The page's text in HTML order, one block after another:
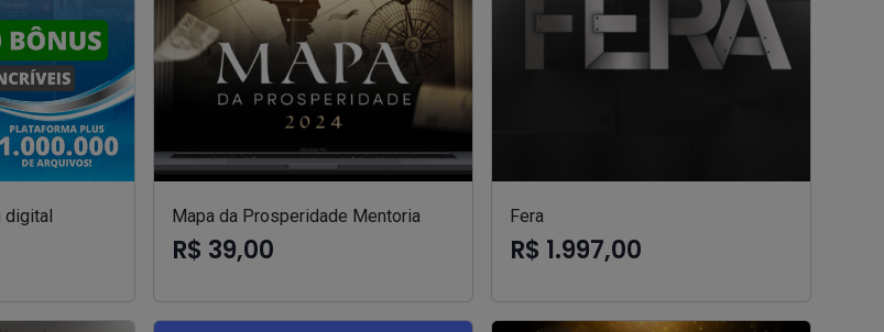
digital Mapa da Prosperidade Mentoria
R$ 39,00
Fera
R$ 1.997,00